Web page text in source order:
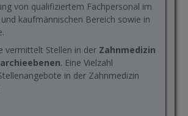
von qualifiziertem Fachpersonal im
kaufmännischen Bereich sowie in
vermittelt Stellen in der Zahnmedizin
. Eine Vielzahl
in der Zahnmedizin